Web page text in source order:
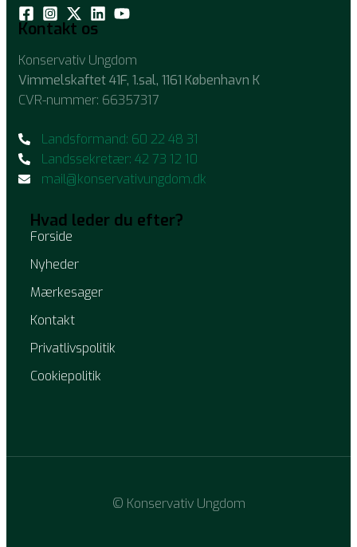
Kontakt os
Konservativ Ungdom
Vimmelskaftet 41F, 1.sal, 1161 København K
CVR-nummer: 66357317
Landsformand: 60 22 48 31
Landssekretær: 42 73 12 10
mail@konservativungdom.dk
Hvad leder du efter?
Forside
Nyheder
Mærkesager
Kontakt
Privatlivspolitik
Cookiepolitik
© Konservativ Ungdom